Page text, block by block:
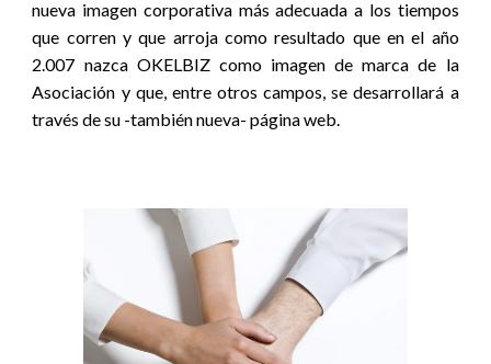
nueva imagen corporativa más adecuada a los tiempos
que corren y que arroja como resultado que en el año
2.007 nazca OKELBIZ como imagen de marca de la
Asociación y que, entre otros campos, se desarrollará a
través de su -también nueva- página web.